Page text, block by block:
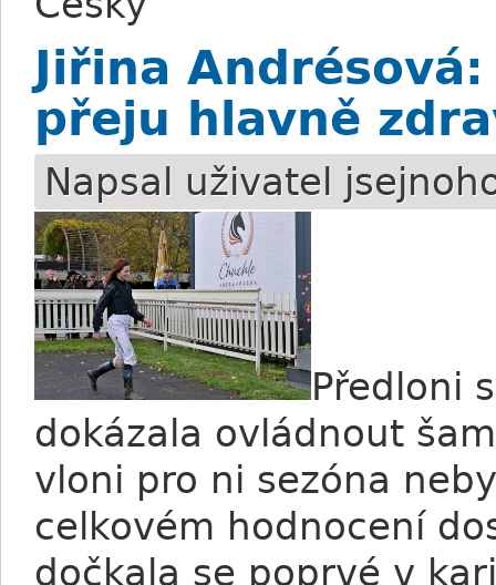
Jiřina
přeju hlavně
Napsal uživatel
Předloni
dokázala ovládnout
vloni pro ni sezóna
celkovém hodnocení
dočkala se poprvé v